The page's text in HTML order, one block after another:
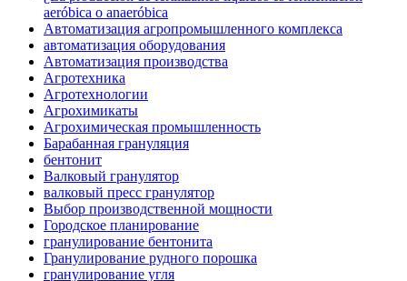
aeróbica o anaeróbica
Автоматизация агропромышленного комплекса
автоматизация оборудования
Автоматизация производства
Агротехника
Агротехнологии
Агрохимикаты
Агрохимическая промышленность
Барабанная грануляция
бентонит
Валковый гранулятор
валковый пресс гранулятор
Выбор производственной мощности
Городское планирование
гранулирование бентонита
Гранулирование рудного порошка
гранулирование угля